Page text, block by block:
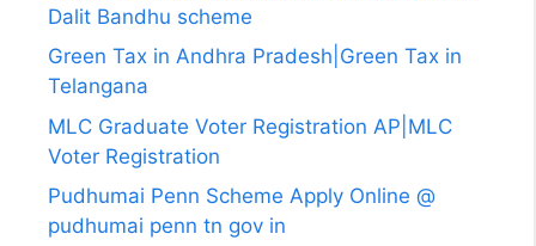
Dalit Bandhu scheme
Green Tax in Andhra Pradesh|Green Tax in
Telangana
MLC Graduate Voter Registration AP|MLC
Voter Registration
Pudhumai Penn Scheme Apply Online @
pudhumai penn tn gov in